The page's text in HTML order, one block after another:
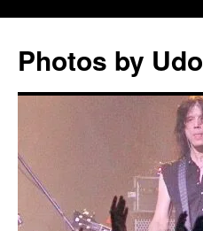
springen
Photos by